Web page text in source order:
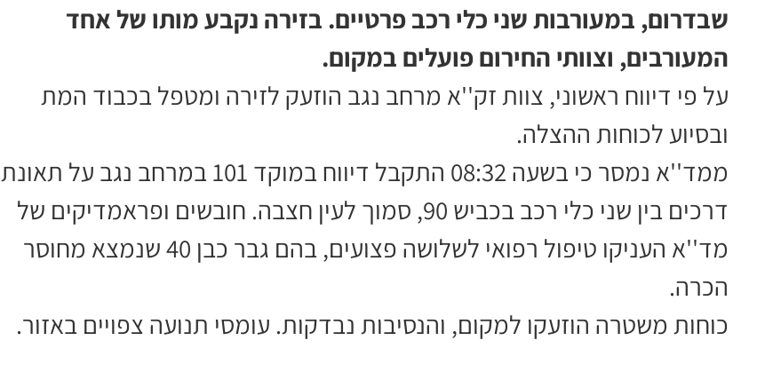
שבדרום, במעורבות שני כלי רכב פרטיים. בזירה נקבע מותו של אחד
המעורבים, וצוותי החירום פועלים במקום.
על פי דיווח ראשוני, צוות זק''א מרחב נגב הוזעק לזירה ומטפל בכבוד המת
ובסיוע לכוחות ההצלה.
ממד''א נמסר כי בשעה 08:32 התקבל דיווח במוקד 101 במרחב נגב על תאונת
דרכים בין שני כלי רכב בכביש 90, סמוך לעין חצבה. חובשים ופראמדיקים של
מד''א העניקו טיפול רפואי לשלושה פצועים, בהם גבר כבן 40 שנמצא מחוסר
הכרה.
כוחות משטרה הוזעקו למקום, והנסיבות נבדקות. עומסי תנועה צפויים באזור.